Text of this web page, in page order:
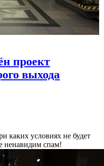
проект
выхода
каких условиях не будет
ненавидим спам!